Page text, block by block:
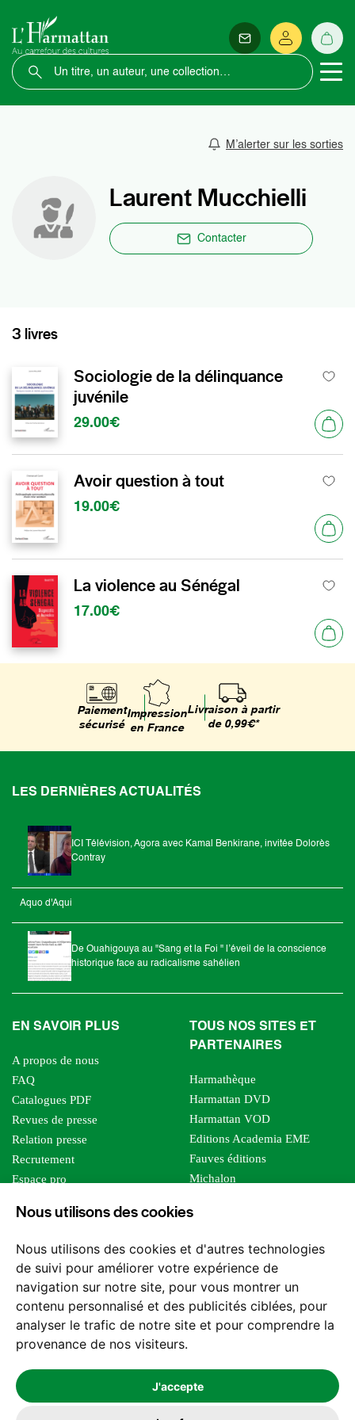
Nous utilisons des cookies
Nous utilisons des cookies et d'autres technologies
de suivi pour améliorer votre expérience de
navigation sur notre site, pour vous montrer un
contenu personnalisé et des publicités ciblées, pour
analyser le trafic de notre site et pour comprendre la
provenance de nos visiteurs.
J'accepte
M’alerter sur les sorties
Laurent Mucchielli
Contacter
3 livres
Sociologie de la délinquance
juvénile
29.00€
Avoir question à tout
19.00€
La violence au Sénégal
17.00€
Paiement
sécurisé
Impression
en France
Livraison à partir
de 0,99€*
LES DERNIÈRES ACTUALITÉS
ICI Télévision, Agora avec Kamal Benkirane, invitée Dolorès
Contray
Aquo d'Aqui
De Ouahigouya au "Sang et la Foi " l’éveil de la conscience
historique face au radicalisme sahélien
EN SAVOIR PLUS
A propos de nous
FAQ
Catalogues PDF
Revues de presse
Relation presse
Recrutement
Espace pro
Foreign rights
TOUS NOS SITES ET
PARTENAIRES
Harmathèque
Harmattan DVD
Harmattan VOD
Editions Academia EME
Fauves éditions
Michalon
Editions Sutton
Les impliqués
Tous les éditeurs
Nos structures
Nous contacter